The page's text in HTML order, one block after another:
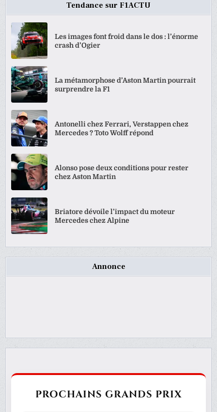
Tendance sur F1ACTU
Les images font froid dans le dos : l’énorme
crash d’Ogier
La métamorphose d’Aston Martin pourrait
surprendre la F1
Antonelli chez Ferrari, Verstappen chez
Mercedes ? Toto Wolff répond
Alonso pose deux conditions pour rester
chez Aston Martin
Briatore dévoile l’impact du moteur
Mercedes chez Alpine
Annonce
PROCHAINS GRANDS PRIX